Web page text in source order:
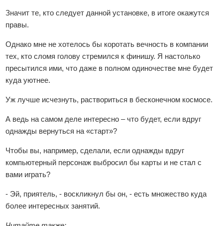
Значит те, кто следует данной установке, в итоге окажутся
правы.
Однако мне не хотелось бы коротать вечность в компании
тех, кто сломя голову стремился к финишу. Я настолько
пресытился ими, что даже в полном одиночестве мне будет
куда уютнее.
Уж лучше исчезнуть, раствориться в бесконечном космосе.
А ведь на самом деле интересно – что будет, если вдруг
однажды вернуться на «старт»?
Чтобы вы, например, сделали, если однажды вдруг
компьютерный персонаж выбросил бы карты и не стал с
вами играть?
- Эй, приятель, - воскликнул бы он, - есть множество куда
более интересных занятий.